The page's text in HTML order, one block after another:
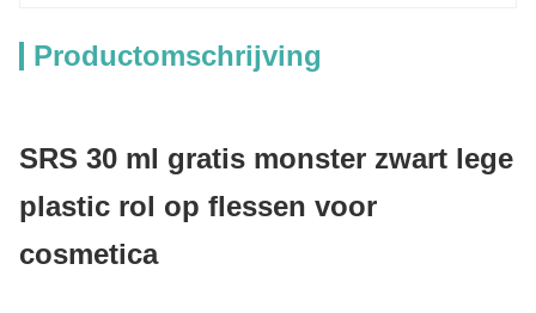
Productomschrijving
SRS 30 ml gratis monster zwart lege
plastic rol op flessen voor
cosmetica